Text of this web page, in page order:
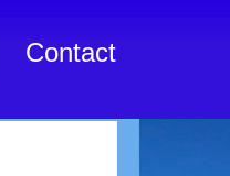
Contact